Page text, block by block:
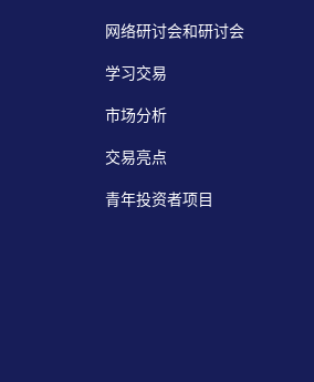
网络研讨会和研讨会
学习交易
市场分析
交易亮点
青年投资者项目